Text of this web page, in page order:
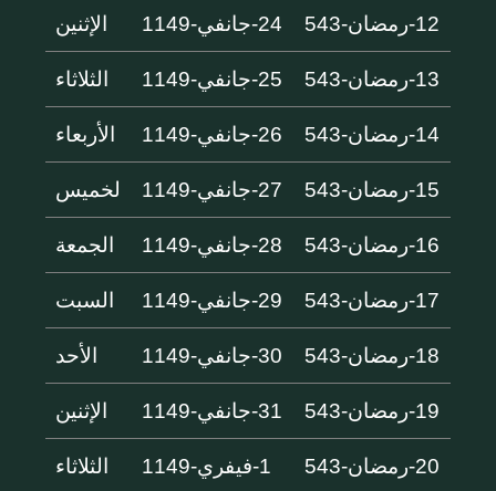
12-رمضان-543 24-جانفي-1149 الإثنين
13-رمضان-543 25-جانفي-1149 الثلاثاء
14-رمضان-543 26-جانفي-1149 الأربعاء
15-رمضان-543 27-جانفي-1149 لخميس
16-رمضان-543 28-جانفي-1149 الجمعة
17-رمضان-543 29-جانفي-1149 السبت
18-رمضان-543 30-جانفي-1149 الأحد
19-رمضان-543 31-جانفي-1149 الإثنين
20-رمضان-543 1-فيفري-1149 الثلاثاء